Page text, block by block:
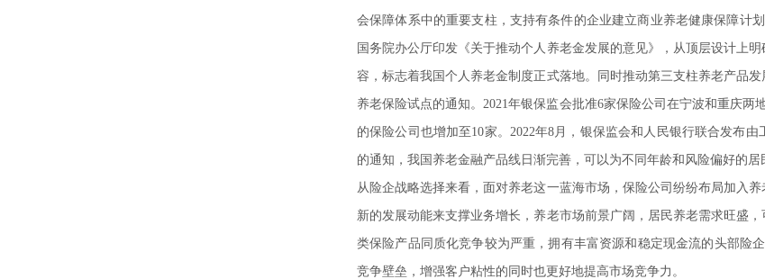
会保障体系中的重要支柱，支持有条件的企业建立商业养老健康保障计
国务院办公厅印发《关于推动个人养老金发展的意见》，从顶层设计上
容，标志着我国个人养老金制度正式落地。同时推动第三支柱养老产品
养老保险试点的通知。2021年银保监会批准6家保险公司在宁波和重庆
的保险公司也增加至10家。2022年8月，银保监会和人民银行联合发布
的通知，我国养老金融产品线日渐完善，可以为不同年龄和风险偏好的
从险企战略选择来看，面对养老这一蓝海市场，保险公司纷纷布局加入
新的发展动能来支撑业务增长，养老市场前景广阔，居民养老需求旺盛
类保险产品同质化竞争较为严重，拥有丰富资源和稳定现金流的头部险
竞争壁垒，增强客户粘性的同时也更好地提高市场竞争力。